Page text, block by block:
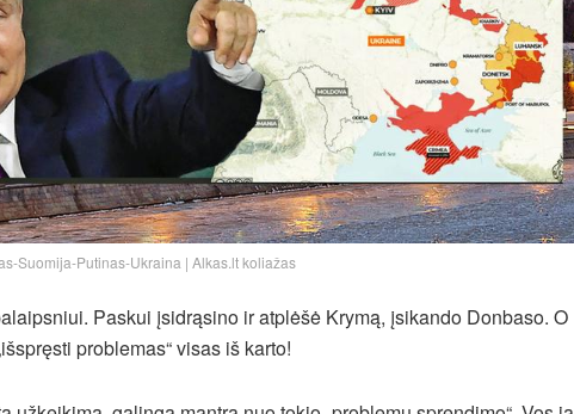
Suomija-Putinas-Ukraina | Alkas.lt koliažas
Paskui įsidrąsino ir atplėšė Krymą, įsikando Donbaso. O
problemas“ visas iš karto!